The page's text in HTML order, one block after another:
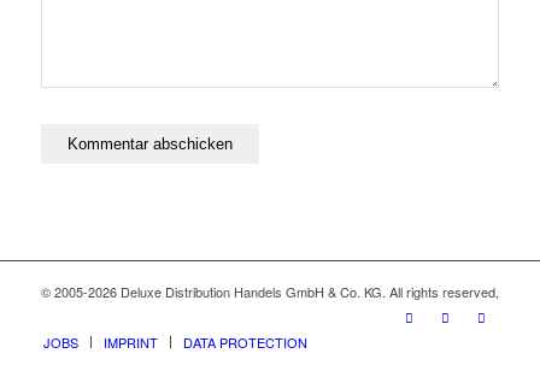
© 2005-2026 Deluxe Distribution Handels GmbH & Co. KG. All rights reserved,
JOBS IMPRINT DATA PROTECTION